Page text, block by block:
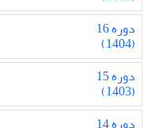
دوره 16
(1404)
دوره 15
(1403)